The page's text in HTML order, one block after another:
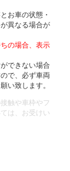
お車の状態・
異なる場合が
の場合、表示
できない場合
で、必ず車両
い致します。
触や車枠やフ
は、お受けい